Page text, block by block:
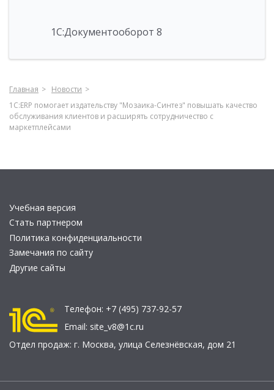
1С:Документооборот 8
Главная
Новости
1С:ERP помогает издательству "Мозаика-Синтез" повышать качество
обслуживания клиентов и расширять сотрудничество с
маркетплейсами
Учебная версия
Стать партнером
Политика конфиденциальности
Замечания по сайту
Другие сайты
Телефон: +7 (495) 737-92-57
Email: site_v8@1c.ru
Отдел продаж: г. Москва, улица Селезнёвская, дом 21